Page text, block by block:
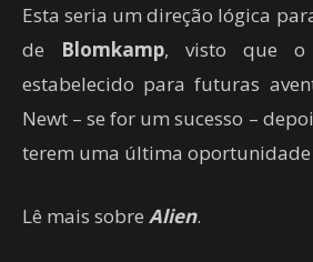
Esta seria um direção lógica
de Blomkamp, visto que o
estabelecido para futuras
Newt – se for um sucesso –
terem uma última
Lê mais sobre Alien.